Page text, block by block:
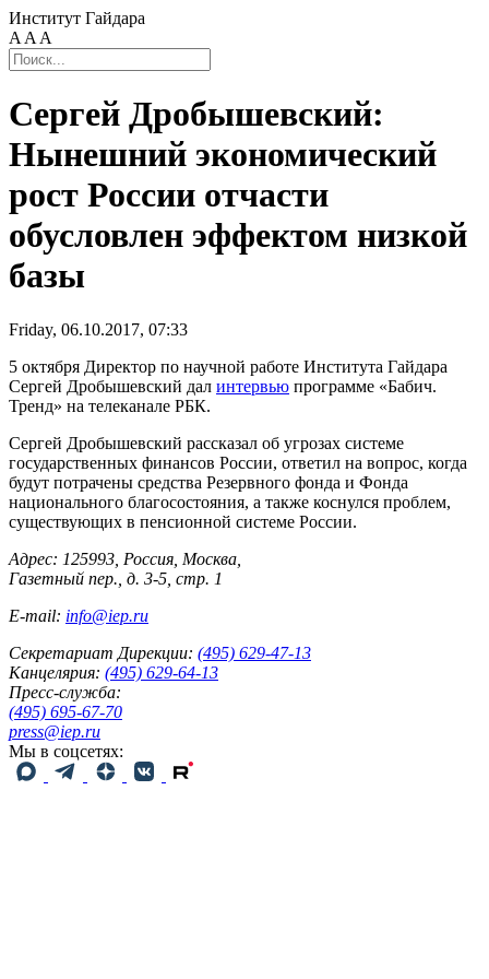
Институт Гайдара
A A A
Сергей Дробышевский:
Нынешний экономический
рост России отчасти
обусловлен эффектом низкой
базы
Friday, 06.10.2017, 07:33
5 октября Директор по научной работе Института Гайдара
Сергей Дробышевский дал интервью программе «Бабич.
Тренд» на телеканале РБК.
Сергей Дробышевский рассказал об угрозах системе
государственных финансов России, ответил на вопрос, когда
будут потрачены средства Резервного фонда и Фонда
национального благосостояния, а также коснулся проблем,
существующих в пенсионной системе России.
Адрес: 125993, Россия, Москва,
Газетный пер., д. 3-5, стр. 1
E-mail: info@iep.ru
Секретариат Дирекции: (495) 629-47-13
Канцелярия: (495) 629-64-13
Пресс-служба:
(495) 695-67-70
press@iep.ru
Мы в соцсетях: